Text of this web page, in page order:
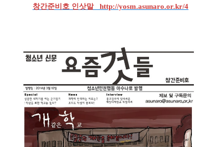
창간준비호 인삿말 http://yosm.asunaro.or.kr/4